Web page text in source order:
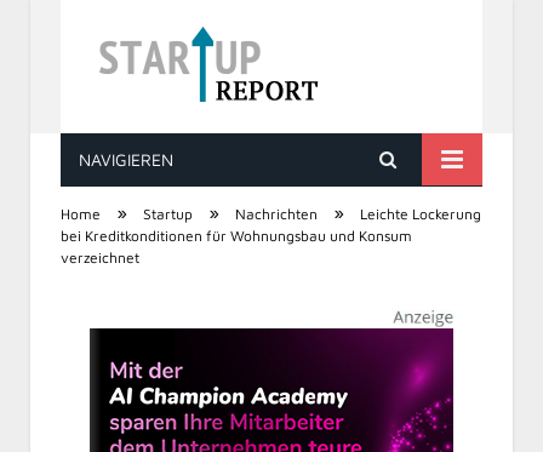
STARTUP REPORT
NAVIGIEREN
Home » Startup » Nachrichten »
Leichte Lockerung
bei Kreditkonditionen für Wohnungsbau und Konsum
verzeichnet